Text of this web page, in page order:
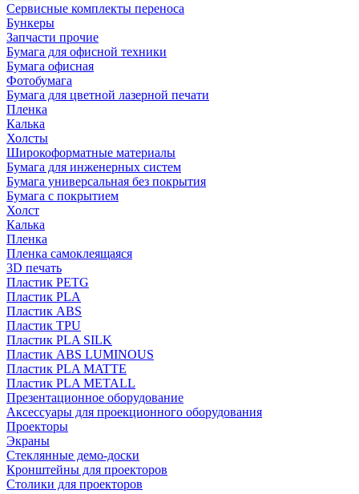
Сервисные комплекты переноса
Бункеры
Запчасти прочие
Бумага для офисной техники
Бумага офисная
Фотобумага
Бумага для цветной лазерной печати
Пленка
Калька
Холсты
Широкоформатные материалы
Бумага для инженерных систем
Бумага универсальная без покрытия
Бумага с покрытием
Холст
Калька
Пленка
Пленка самоклеящаяся
3D печать
Пластик PETG
Пластик PLA
Пластик ABS
Пластик TPU
Пластик PLA SILK
Пластик ABS LUMINOUS
Пластик PLA MATTE
Пластик PLA METALL
Презентационное оборудование
Аксессуары для проекционного оборудования
Проекторы
Экраны
Стеклянные демо-доски
Кронштейны для проекторов
Столики для проекторов